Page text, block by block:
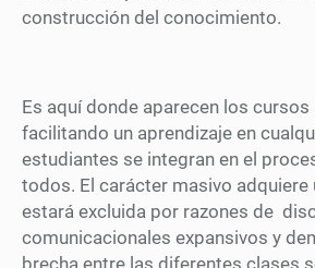
construcción del conocimiento.
Es aquí donde aparecen los
facilitando un aprendizaje en
estudiantes se integran en el
todos. El carácter masivo adquiere
estará excluida por razones de
comunicacionales expansivos y